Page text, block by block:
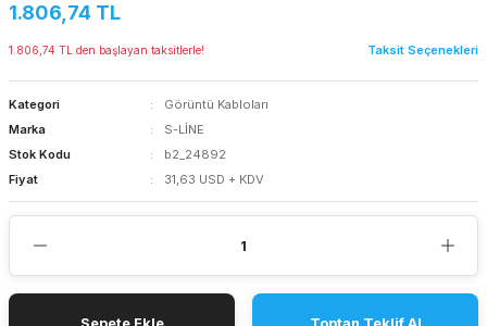
1.806,74 TL
1.806,74 TL den başlayan taksitlerle! Taksit Seçenekleri
Kategori
Görüntü Kabloları
Marka
S-LİNE
Stok Kodu
b2_24892
Fiyat
31,63 USD + KDV